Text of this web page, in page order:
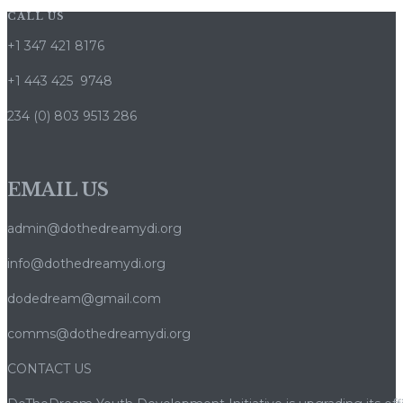
CALL US
+1 347 421 8176
+1 443 425 9748
234 (0) 803 9513 286
EMAIL US
admin@dothedreamydi.org
info@dothedreamydi.org
dodedream@gmail.com
comms@dothedreamydi.org
CONTACT US